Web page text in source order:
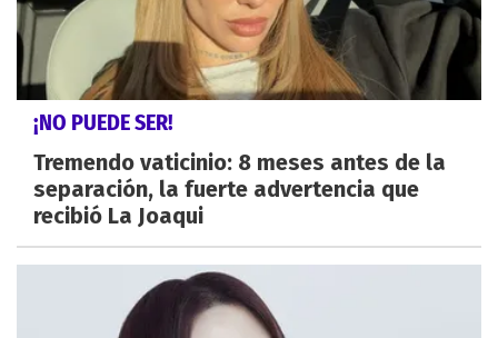
¡NO PUEDE SER!
Tremendo vaticinio: 8 meses antes de la
separación, la fuerte advertencia que
recibió La Joaqui